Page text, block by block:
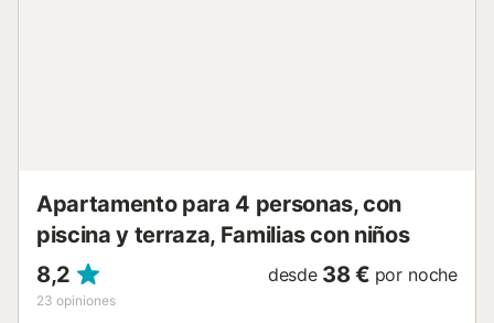
Apartamento para 4 personas, con
piscina y terraza, Familias con niños
8,2
23 opiniones
desde 38 € por noche